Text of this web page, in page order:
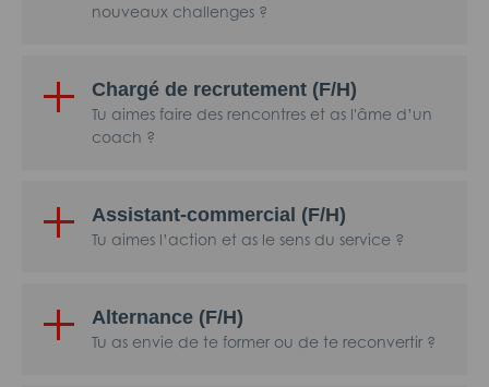
nouveaux challenges ?
Chargé de recrutement (F/H)
Tu aimes faire des rencontres et as l'âme d’un
coach ?
Assistant-commercial (F/H)
Tu aimes l’action et as le sens du service ?
Alternance (F/H)
Tu as envie de te former ou de te reconvertir ?